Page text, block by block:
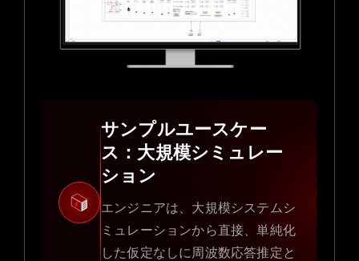
サンプルユースケー
ス：大規模シミュレー
ション
エンジニアは、大規模システムシ
ミュレーションから直接、単純化
した仮定なしに周波数応答推定と